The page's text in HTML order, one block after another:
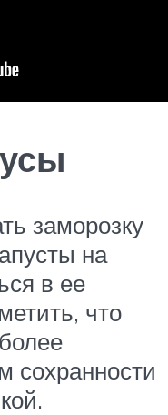
заморозку
на
в ее
что
сохранности